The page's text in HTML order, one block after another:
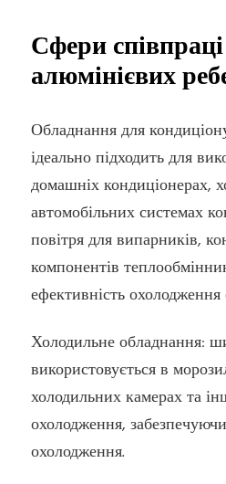
Сфери
алюмінієвих
Обладнання для
ідеально підходить для
домашніх кондиціонерах,
автомобільних системах
повітря для випарників,
компонентів
ефективність
Холодильне обладнання:
використовується в
холодильних камерах та
охолодження,
охолодження.